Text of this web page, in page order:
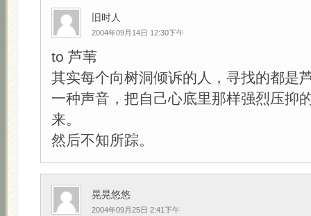
旧时人
2004年09月14日 12:30下午
to 芦苇
其实每个向树洞倾诉的人，寻找的都是
一种声音，把自己心底里那样强烈压抑
来。
然后不知所踪。
晃晃悠悠
2004年09月25日 2:41下午